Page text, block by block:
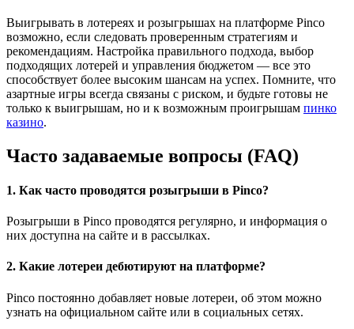
Выигрывать в лотереях и розыгрышах на платформе Pinco
возможно, если следовать проверенным стратегиям и
рекомендациям. Настройка правильного подхода, выбор
подходящих лотерей и управления бюджетом — все это
способствует более высоким шансам на успех. Помните, что
азартные игры всегда связаны с риском, и будьте готовы не
только к выигрышам, но и к возможным проигрышам пинко
казино.
Часто задаваемые вопросы (FAQ)
1. Как часто проводятся розыгрыши в Pinco?
Розыгрыши в Pinco проводятся регулярно, и информация о
них доступна на сайте и в рассылках.
2. Какие лотереи дебютируют на платформе?
Pinco постоянно добавляет новые лотереи, об этом можно
узнать на официальном сайте или в социальных сетях.